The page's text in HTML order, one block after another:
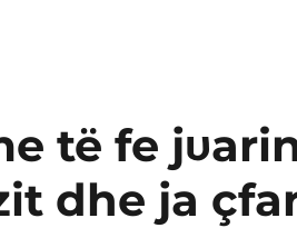
të fe
dhe ja